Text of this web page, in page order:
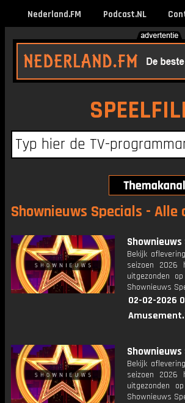
Nederland.FM Podcast.NL
Shownieuws Specials -
Shownieuws
Bekijk
seizoen 2026
uitgezonden
Shownieuws
02-02-2026
Shownieuws
Bekijk
seizoen 2026
uitgezonden
Shownieuws